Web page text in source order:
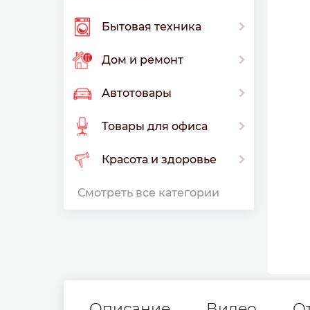
Бытовая техника
Дом и ремонт
Автотовары
Товары для офиса
Красота и здоровье
Смотреть все категории